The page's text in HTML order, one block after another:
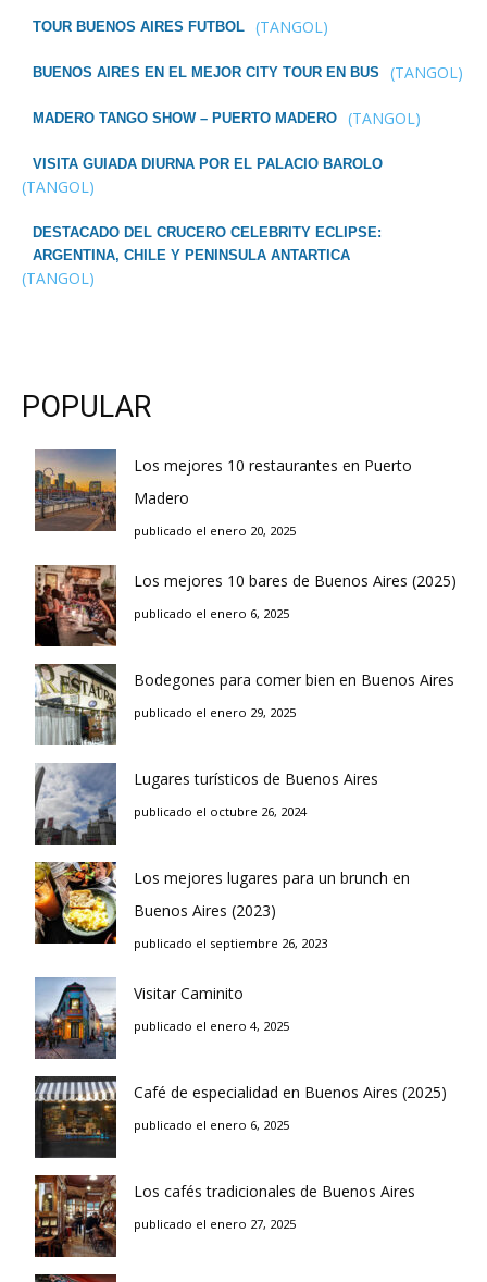
TOUR BUENOS AIRES FUTBOL (TANGOL)
BUENOS AIRES EN EL MEJOR CITY TOUR EN BUS (TANGOL)
MADERO TANGO SHOW – PUERTO MADERO (TANGOL)
VISITA GUIADA DIURNA POR EL PALACIO BAROLO
(TANGOL)
DESTACADO DEL CRUCERO CELEBRITY ECLIPSE:
ARGENTINA, CHILE Y PENINSULA ANTARTICA
(TANGOL)
POPULAR
Los mejores 10 restaurantes en Puerto
Madero
publicado el enero 20, 2025
Los mejores 10 bares de Buenos Aires (2025)
publicado el enero 6, 2025
Bodegones para comer bien en Buenos Aires
publicado el enero 29, 2025
Lugares turísticos de Buenos Aires
publicado el octubre 26, 2024
Los mejores lugares para un brunch en
Buenos Aires (2023)
publicado el septiembre 26, 2023
Visitar Caminito
publicado el enero 4, 2025
Café de especialidad en Buenos Aires (2025)
publicado el enero 6, 2025
Los cafés tradicionales de Buenos Aires
publicado el enero 27, 2025